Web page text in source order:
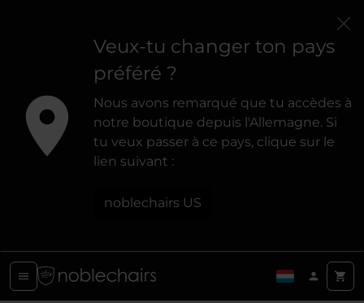
Veux-tu changer ton pays
préféré ?
Nous avons remarqué que tu accèdes à
notre boutique depuis l'Allemagne. Si
tu veux passer à ce pays, clique sur le
lien suivant :
noblechairs US